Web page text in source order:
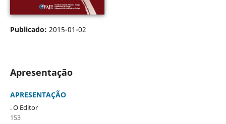
Publicado: 2015-01-02
Apresentação
APRESENTAÇÃO
. O Editor
153